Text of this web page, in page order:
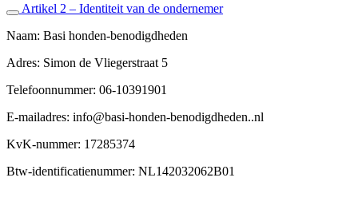
Artikel 2 – Identiteit van de ondernemer
Naam: Basi honden-benodigdheden
Adres: Simon de Vliegerstraat 5
Telefoonnummer: 06-10391901
E-mailadres: info@basi-honden-benodigdheden..nl
KvK-nummer: 17285374
Btw-identificatienummer: NL142032062B01